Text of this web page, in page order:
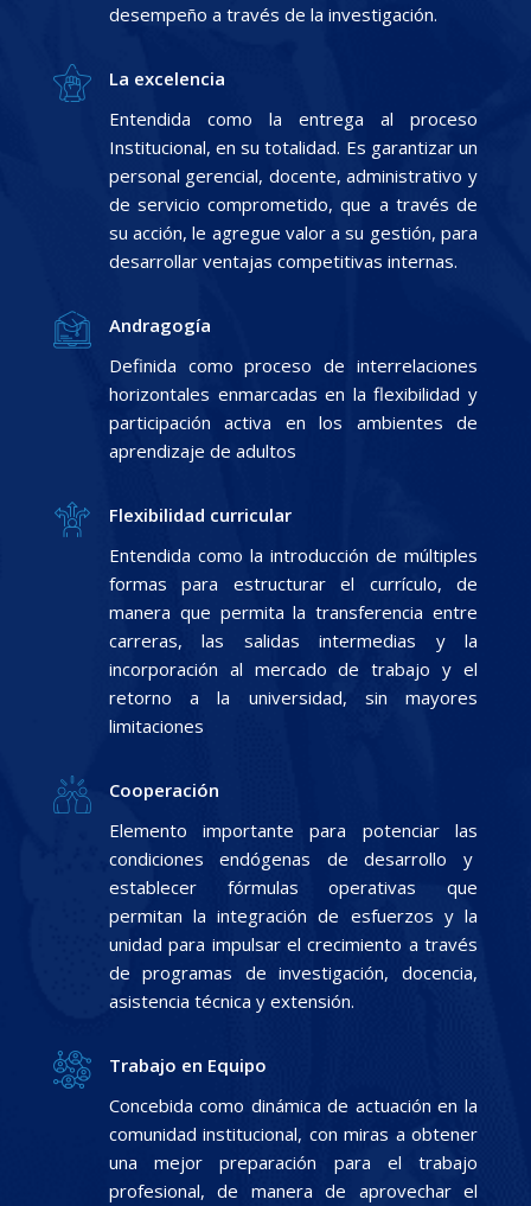
desempeño a través de la investigación.
La excelencia
Entendida como la entrega al proceso
Institucional, en su totalidad. Es garantizar un
personal gerencial, docente, administrativo y
de servicio comprometido, que a través de
su acción, le agregue valor a su gestión, para
desarrollar ventajas competitivas internas.
Andragogía
Definida como proceso de interrelaciones
horizontales enmarcadas en la flexibilidad y
participación activa en los ambientes de
aprendizaje de adultos
Flexibilidad curricular
Entendida como la introducción de múltiples
formas para estructurar el currículo, de
manera que permita la transferencia entre
carreras, las salidas intermedias y la
incorporación al mercado de trabajo y el
retorno a la universidad, sin mayores
limitaciones
Cooperación
Elemento importante para potenciar las
condiciones endógenas de desarrollo y
establecer fórmulas operativas que
permitan la integración de esfuerzos y la
unidad para impulsar el crecimiento a través
de programas de investigación, docencia,
asistencia técnica y extensión.
Trabajo en Equipo
Concebida como dinámica de actuación en la
comunidad institucional, con miras a obtener
una mejor preparación para el trabajo
profesional, de manera de aprovechar el